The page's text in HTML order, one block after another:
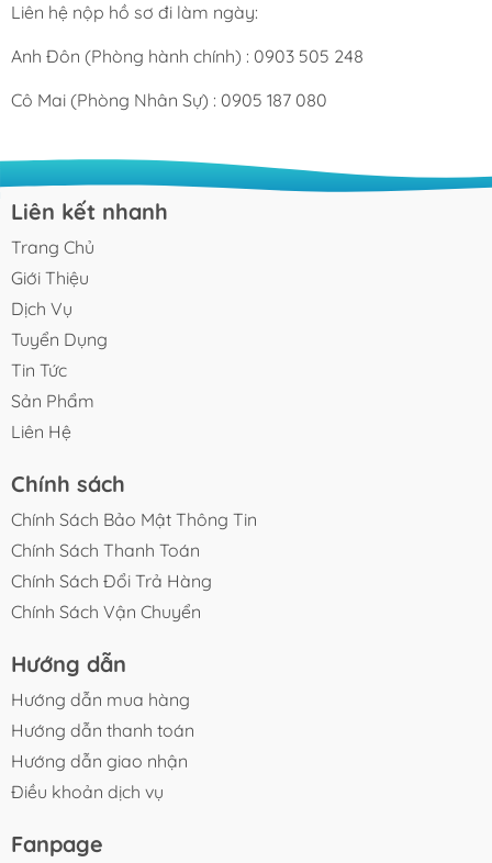
Liên hệ nộp hồ sơ đi làm ngày:
Anh Đôn (Phòng hành chính) : 0903 505 248
Cô Mai (Phòng Nhân Sự) : 0905 187 080
Liên kết nhanh
Trang Chủ
Giới Thiệu
Dịch Vụ
Tuyển Dụng
Tin Tức
Sản Phẩm
Liên Hệ
Chính sách
Chính Sách Bảo Mật Thông Tin
Chính Sách Thanh Toán
Chính Sách Đổi Trả Hàng
Chính Sách Vận Chuyển
Hướng dẫn
Hướng dẫn mua hàng
Hướng dẫn thanh toán
Hướng dẫn giao nhận
Điều khoản dịch vụ
Fanpage